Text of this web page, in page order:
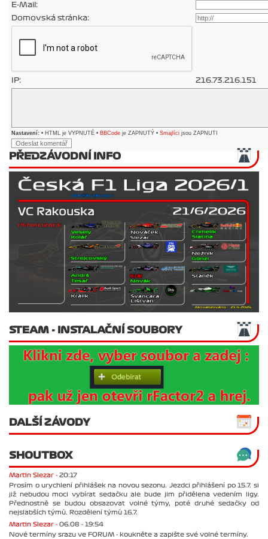
E-Mail:
Domovská stránka:
IP: 216.73.216.151
Nastavení: • HTML je VYPNUTÉ • BBCode je ZAPNUTÝ • Smajlíci jsou ZAPNUTI
PŘEDZÁVODNÍ INFO
STEAM - INSTALAČNÍ SOUBORY
DALŠÍ ZÁVODY
SHOUTBOX
Martin Slezar - 20:17
Prosím o urychlení přihlášek na novou sezonu. Jezdci přihlášení po 15.7. si
již nebudou moci vybírat sedačku ale bude jim přidělena vedením ligy.
Přednostně se budou obsazovat volné týmy, poté druhé sedačky od
nejslabších týmů. Rozdělení týmů 16.7.
Martin Slezar - 06.08 - 19:54
Nové termíny srazu ve FORUM - koukněte a zapište své volné termíny.